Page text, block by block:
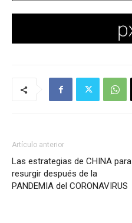
Artículo anterior
Las estrategias de CHINA para
resurgir después de la
PANDEMIA del CORONAVIRUS